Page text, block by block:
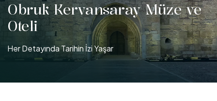
Obruk Kervansaray Müze ve
Oteli
Her Detayında Tarihin İzi Yaşar